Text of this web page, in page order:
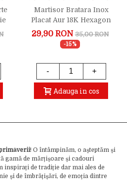
Martisor Bratara Inox
Placat Aur 18K Hexagon
Constelatie Zodia Berbec
29,90 RON 35,00 RON
-15%
- +
Adauga in cos
! O întâmpinăm, o așteptăm și
gamă de mărțișoare și cadouri
inspirați de tradiție dar mai ales de
și de îmbrățișări, de emoția dintre